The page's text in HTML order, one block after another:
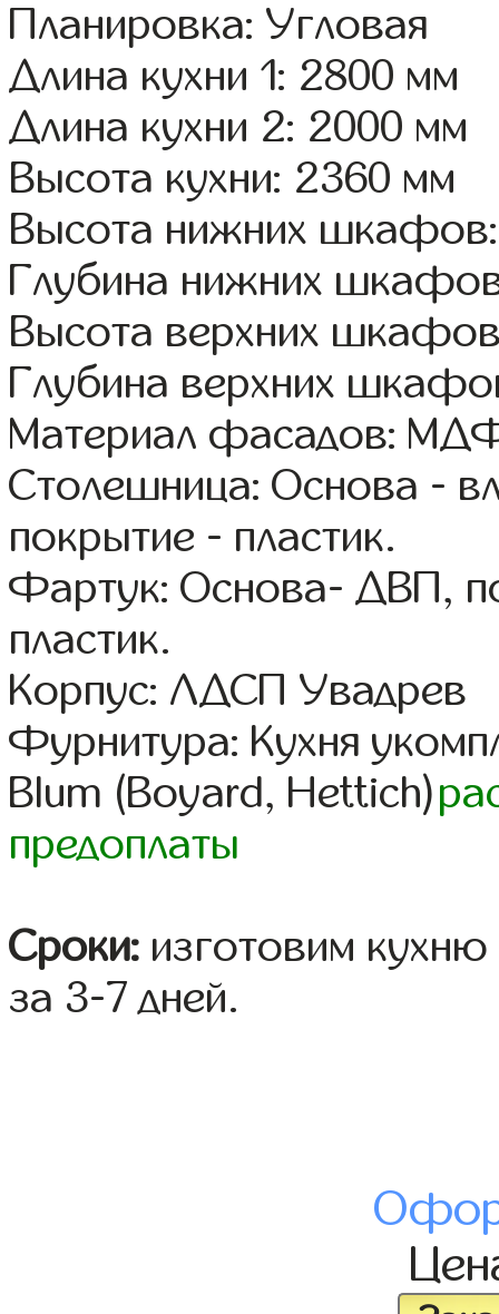
Планировка: Угловая
Длина кухни 1: 2800 мм
Длина кухни 2: 2000 мм
Высота кухни: 2360 мм
Высота нижних
Глубина нижних
Высота верхних
Глубина верхних
Материал фасадов:
Столешница: Основа -
покрытие - пластик.
Фартук: Основа- ДВП,
пластик.
Корпус: ЛДСП Увадрев
Фурнитура: Кухня
Blum (Boyard, Hettich)
предоплаты
Сроки: изготовим
за 3-7 дней.